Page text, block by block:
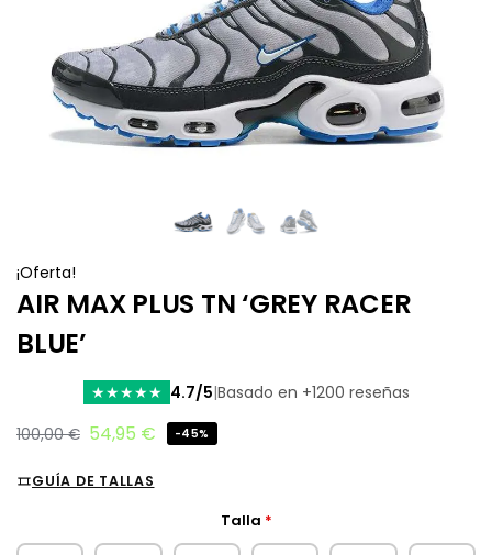
¡Oferta!
AIR MAX PLUS TN ‘GREY RACER
BLUE’
★★★★★ 4.7/5|Basado en +1200 reseñas
100,00€ 54,95 € -45%
GUÍA DE TALLAS
Talla *